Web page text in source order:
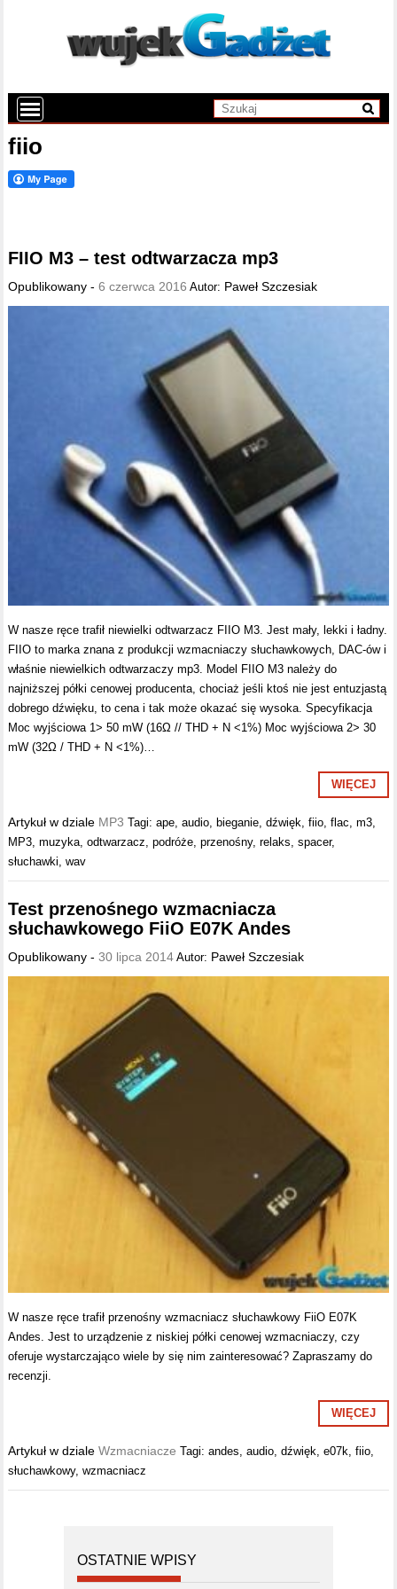
fiio
FIIO M3 – test odtwarzacza mp3
Opublikowany -6 czerwca 2016 Autor: Paweł Szczesiak
W nasze ręce trafił niewielki odtwarzacz FIIO M3. Jest mały, lekki i ładny.
FIIO to marka znana z produkcji wzmacniaczy słuchawkowych, DAC-ów i
właśnie niewielkich odtwarzaczy mp3. Model FIIO M3 należy do
najniższej półki cenowej producenta, chociaż jeśli ktoś nie jest entuzjastą
dobrego dźwięku, to cena i tak może okazać się wysoka. Specyfikacja
Moc wyjściowa 1> 50 mW (16Ω // THD + N <1%) Moc wyjściowa 2> 30
mW (32Ω / THD + N <1%)…
WIĘCEJ
Artykuł w dziale MP3 Tagi:ape,audio, bieganie,dźwięk,fiio,flac,m3,
MP3,muzyka,odtwarzacz,podróże,przenośny,relaks,spacer,
słuchawki,wav
Test przenośnego wzmacniacza
słuchawkowego FiiO E07K Andes
Opublikowany -30 lipca 2014 Autor: Paweł Szczesiak
W nasze ręce trafił przenośny wzmacniacz słuchawkowy FiiO E07K
Andes. Jest to urządzenie z niskiej półki cenowej wzmacniaczy, czy
oferuje wystarczająco wiele by się nim zainteresować? Zapraszamy do
recenzji.
WIĘCEJ
Artykuł w dzialeWzmacniacze Tagi:andes,audio,dźwięk,e07k,fiio,
słuchawkowy,wzmacniacz
OSTATNIE WPISY